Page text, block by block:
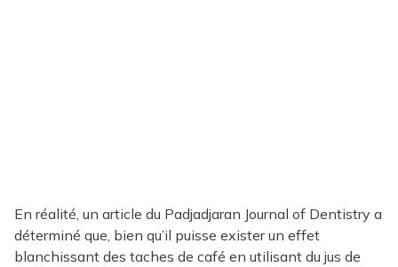
En réalité, un article du Padjadjaran Journal of Dentistry a
déterminé que, bien qu’il puisse exister un effet
blanchissant des taches de café en utilisant du jus de